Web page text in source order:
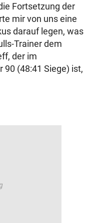
Fortsetzung der
mir von uns eine
darauf legen, was
Trainer dem
der im
90 (48:41 Siege) ist,